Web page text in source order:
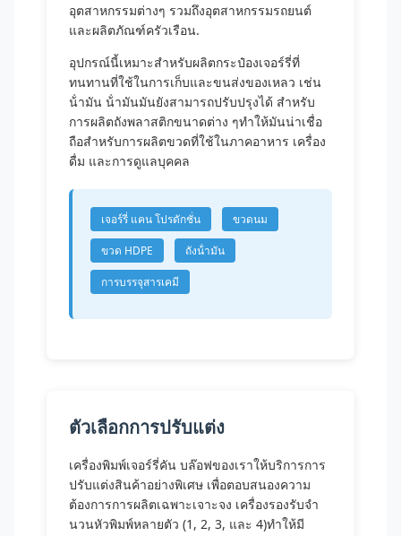
อุตสาหกรรมต่างๆ รวมถึงอุตสาหกรรมรถยนต์
และผลิตภัณฑ์ครัวเรือน.
อุปกรณ์นี้เหมาะสําหรับผลิตกระป๋องเจอร์รี่ที่
ทนทานที่ใช้ในการเก็บและขนส่งของเหลว เช่น
น้ํามัน น้ํามันมันยังสามารถปรับปรุงได้ สําหรับ
การผลิตถังพลาสติกขนาดต่าง ๆทําให้มันน่าเชื่อ
ถือสําหรับการผลิตขวดที่ใช้ในภาคอาหาร เครื่อง
ดื่ม และการดูแลบุคคล
เจอร์รี่ แคน โปรดักชั่น ขวดนม
ขวด HDPE ถังน้ํามัน
การบรรจุสารเคมี
ตัวเลือกการปรับแต่ง
เครื่องพิมพ์เจอร์รี่คัน บล๊อฟของเราให้บริการการ
ปรับแต่งสินค้าอย่างพิเศษ เพื่อตอบสนองความ
ต้องการการผลิตเฉพาะเจาะจง เครื่องรองรับจํา
นวนหัวพิมพ์หลายตัว (1, 2, 3, และ 4)ทําให้มี